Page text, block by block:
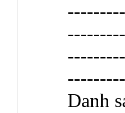
Danh